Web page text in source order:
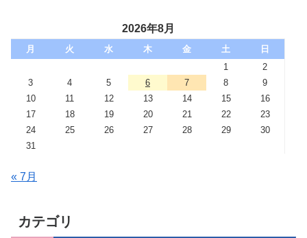
2026年8月
月 火 水 木 金 土
日
1
2
3
4 5 6 7 8
9
10
11 12 13 14 15
16
17
18 19 20 21 22
23
24
25 26 27 28 29
30
31
« 7月
カテゴリ